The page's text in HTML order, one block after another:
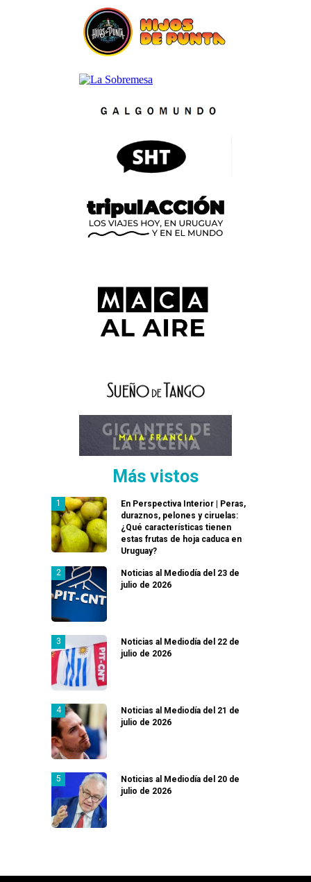
Más vistos
En Perspectiva Interior | Peras,
duraznos, pelones y ciruelas:
¿Qué características tienen
estas frutas de hoja caduca en
Uruguay?
Noticias al Mediodía del 23 de
julio de 2026
Noticias al Mediodía del 22 de
julio de 2026
Noticias al Mediodía del 21 de
julio de 2026
Noticias al Mediodía del 20 de
julio de 2026